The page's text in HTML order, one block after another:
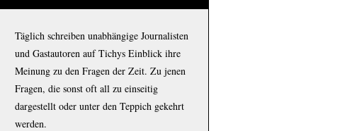
Täglich schreiben unabhängige Journalisten
und Gastautoren auf Tichys Einblick ihre
Meinung zu den Fragen der Zeit. Zu jenen
Fragen, die sonst oft all zu einseitig
dargestellt oder unter den Teppich gekehrt
werden.